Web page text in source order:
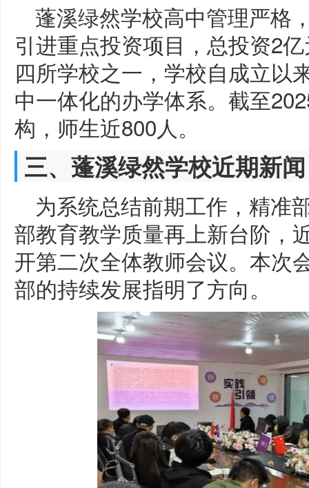
蓬溪绿然学校高中管理严格
引进重点投资项目，总投资2
四所学校之一，学校自成立以
中一体化的办学体系。截至
构，师生近800人。
三、蓬溪绿然学校近期新闻
为系统总结前期工作，精准
部教育教学质量再上新台阶，
开第二次全体教师会议。本次
部的持续发展指明了方向。